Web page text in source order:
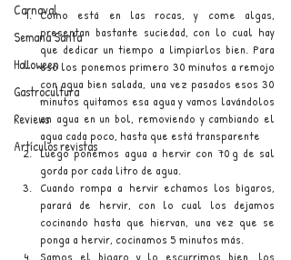
Carnaval
Semana Santa
Halloween
Gastrocultura
Reviews
Artículos revistas
Como está en las rocas, y come algas,
presentan bastante suciedad, con lo cual hay
que dedicar un tiempo a limpiarlos bien. Para
eso los ponemos primero 30 minutos a remojo
con agua bien salada, una vez pasados esos 30
minutos quitamos esa agua y vamos lavándolos
en agua en un bol, removiendo y cambiando el
agua cada poco, hasta que está transparente
Luego ponemos agua a hervir con 70 g de sal
gorda por cada litro de agua.
Cuando rompa a hervir echamos los bígaros,
parará de hervir, con lo cual los dejamos
cocinando hasta que hiervan, una vez que se
ponga a hervir, cocinamos 5 minutos más.
Samos el bígaro y lo escurrimos bien, los